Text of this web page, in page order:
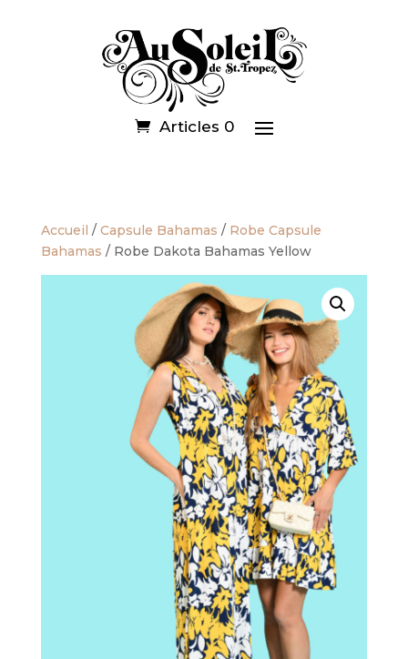
Articles 0
Accueil / Capsule Bahamas / Robe Capsule
Bahamas / Robe Dakota Bahamas Yellow